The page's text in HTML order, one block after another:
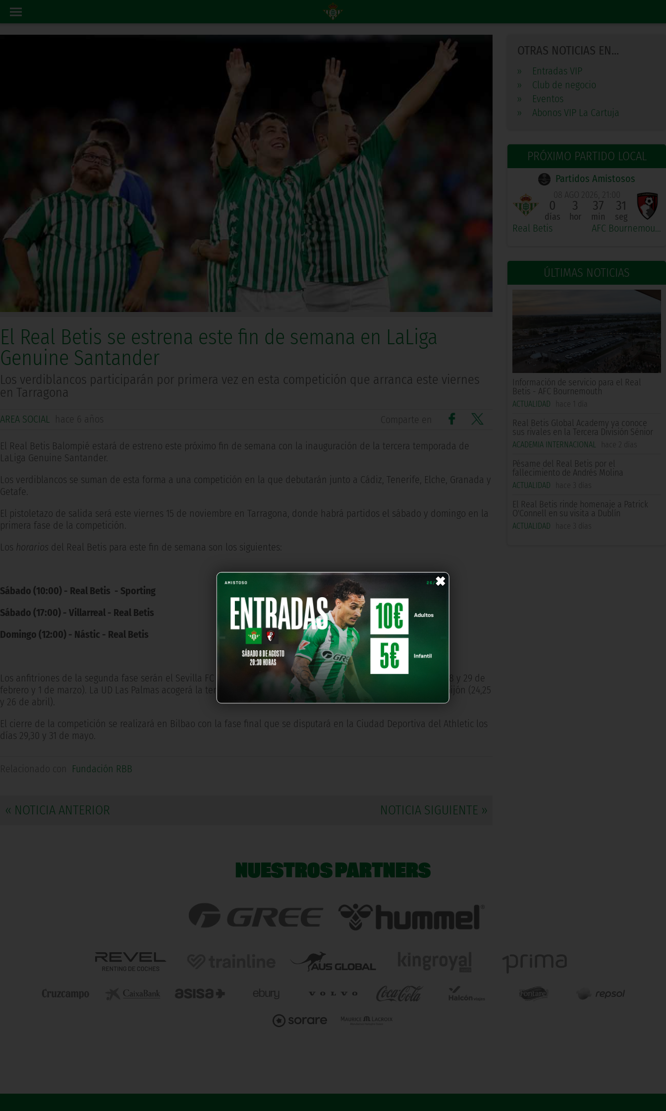
×
OTRAS NOTICIAS EN...
»
Entradas VIP
»
Club de negocio
»
Eventos
»
Abonos VIP La Cartuja
PRÓXIMO PARTIDO LOCAL
Partidos Amistosos
Real Betis
08 AGO 2026, 21:00
0
días
3
hor
37
min
31
seg
AFC Bournemouth
ÚLTIMAS NOTICIAS
Información de servicio para el Real
Betis - AFC Bournemouth
ACTUALIDAD hace 1 día
Real Betis Global Academy ya conoce
sus rivales en la Tercera División Sénior
ACADEMIA INTERNACIONAL hace 2 días
Pésame del Real Betis por el
fallecimiento de Andrés Molina
ACTUALIDAD hace 3 días
El Real Betis rinde homenaje a Patrick
O'Connell en su visita a Dublín
ACTUALIDAD hace 3 días
El Real Betis se estrena este fin de semana en LaLiga
Genuine Santander
Los verdiblancos participarán por primera vez en esta competición que arranca este viernes
en Tarragona
AREA SOCIAL hace 6 años Comparte en
El Real Betis Balompié estará de estreno este próximo fin de semana con la inauguración de la tercera temporada de
LaLiga Genuine Santander.
Los verdiblancos se suman de esta forma a una competición en la que debutarán junto a Cádiz, Tenerife, Elche, Granada y
Getafe.
El pistoletazo de salida será este viernes 15 de noviembre en Tarragona, donde habrá partidos el sábado y domingo en la
primera fase de la competición.
Los horarios del Real Betis para este fin de semana son los siguientes:
Sábado (10:00) - Real Betis - Sporting
Sábado (17:00) - Villarreal - Real Betis
Domingo (12:00) - Nástic - Real Betis
Los anfitriones de la segunda fase serán el Sevilla FC (31 de enero y 1 y 2 de febrero) y el Real Betis Balompié (28 y 29 de
febrero y 1 de marzo). La UD Las Palmas acogerá la tercera fase (27, 28 y 29 de marzo), junto con el Sporting de Gijón (24,25
y 26 de abril).
El cierre de la competición se realizará en Bilbao con la fase final que se disputará en la Ciudad Deportiva del Athletic los
días 29,30 y 31 de mayo.
Relacionado con Fundación RBB
« NOTICIA ANTERIOR NOTICIA SIGUIENTE »
NUESTROS PARTNERS